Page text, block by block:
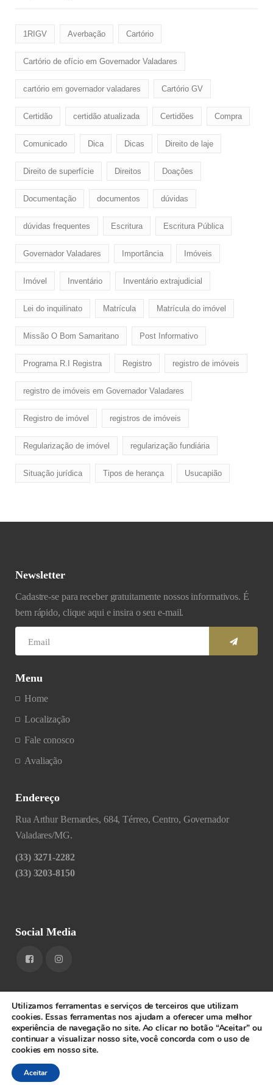
1RIGV Averbação Cartório
Cartório de ofício em Governador Valadares
cartório em governador valadares Cartório GV
Certidão certidão atualizada Certidões Compra
Comunicado Dica Dicas Direito de laje
Direito de superfície Direitos Doaçôes
Documentação documentos dúvidas
dúvidas frequentes Escritura Escritura Pública
Governador Valadares Importância Imóveis
Imóvel Inventário Inventário extrajudicial
Lei do inquilinato Matrícula Matrícula do imóvel
Missão O Bom Samaritano Post Informativo
Programa R.I Registra Registro registro de imóveis
registro de imóveis em Governador Valadares
Registro de imóvel registros de imóveis
Regularização de imóvel regularização fundiária
Situação jurídica Tipos de herança Usucapião
Newsletter
Cadastre-se para receber gratuitamente nossos informativos. É
bem rápido, clique aqui e insira o seu e-mail.
Menu
Home
Localização
Fale conosco
Avaliação
Endereço
Rua Arthur Bernardes, 684, Térreo, Centro, Governador
Valadares/MG.
(33) 3271-2282
(33) 3203-8150
Social Media
1RIGV - CNPJ: 20.685.380/0001-52 - Todos os direitos
Utilizamos ferramentas e serviços de terceiros que utilizam
cookies. Essas ferramentas nos ajudam a oferecer uma melhor
experiência de navegação no site. Ao clicar no botão “Aceitar” ou
continuar a visualizar nosso site, você concorda com o uso de
cookies em nosso site.
Aceitar